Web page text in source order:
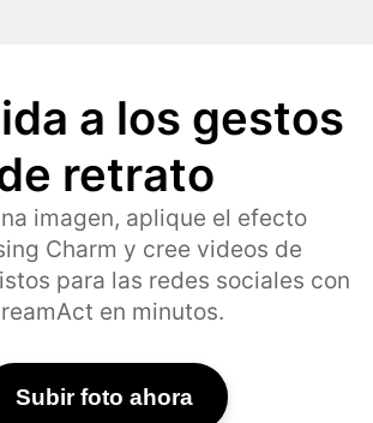
a los gestos
retrato
imagen, aplique el efecto
Charm y cree videos de
para las redes sociales con
en minutos.
Subir foto ahora